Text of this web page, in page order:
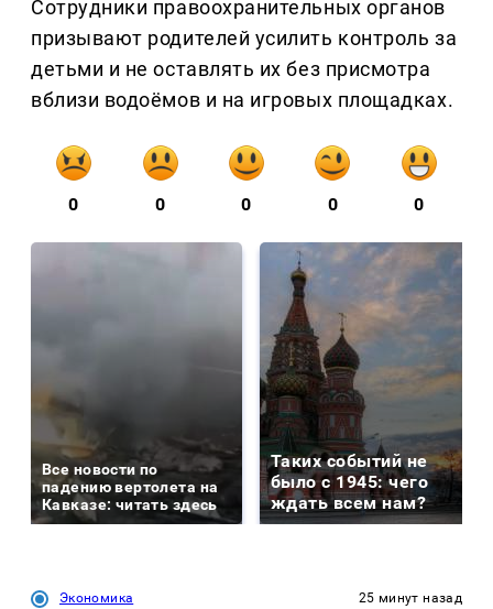
Сотрудники правоохранительных органов
призывают родителей усилить контроль за
детьми и не оставлять их без присмотра
вблизи водоёмов и на игровых площадках.
0 0 0 0 0
Все новости по
падению вертолета на
Кавказе: читать здесь
Таких событий не
было с 1945: чего
ждать всем нам?
Экономика 25 минут назад